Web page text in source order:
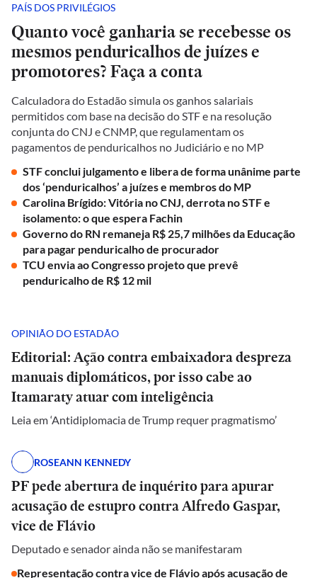
PAÍS DOS PRIVILÉGIOS
Quanto você ganharia se recebesse os
mesmos penduricalhos de juízes e
promotores? Faça a conta
Calculadora do Estadão simula os ganhos salariais
permitidos com base na decisão do STF e na resolução
conjunta do CNJ e CNMP, que regulamentam os
pagamentos de penduricalhos no Judiciário e no MP
STF conclui julgamento e libera de forma unânime parte
dos ‘penduricalhos’ a juízes e membros do MP
Carolina Brígido: Vitória no CNJ, derrota no STF e
isolamento: o que espera Fachin
Governo do RN remaneja R$ 25,7 milhões da Educação
para pagar penduricalho de procurador
TCU envia ao Congresso projeto que prevê
penduricalho de R$ 12 mil
OPINIÃO DO ESTADÃO
Editorial: Ação contra embaixadora despreza
manuais diplomáticos, por isso cabe ao
Itamaraty atuar com inteligência
Leia em ‘Antidiplomacia de Trump requer pragmatismo’
ROSEANN KENNEDY
PF pede abertura de inquérito para apurar
acusação de estupro contra Alfredo Gaspar,
vice de Flávio
Deputado e senador ainda não se manifestaram
Representação contra vice de Flávio após acusação de